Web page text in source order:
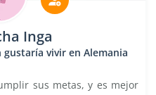
Inga
vivir en Alemania
sus metas, y es mejor